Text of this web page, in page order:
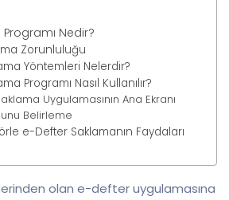
Nedir?
Zorunluluğu
Yöntemleri Nelerdir?
Programı Nasıl Kullanılır?
Uygulamasının Ana Ekranı
Belirleme
e-Defter Saklamanın Faydaları
olan e-defter uygulamasına